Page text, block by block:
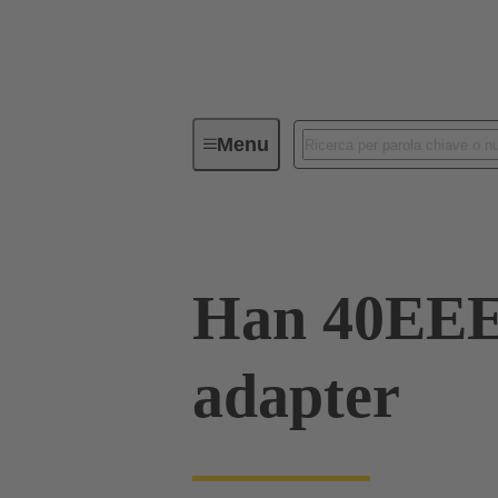
MenuConnettori Industriali / Han®
Han
adapter